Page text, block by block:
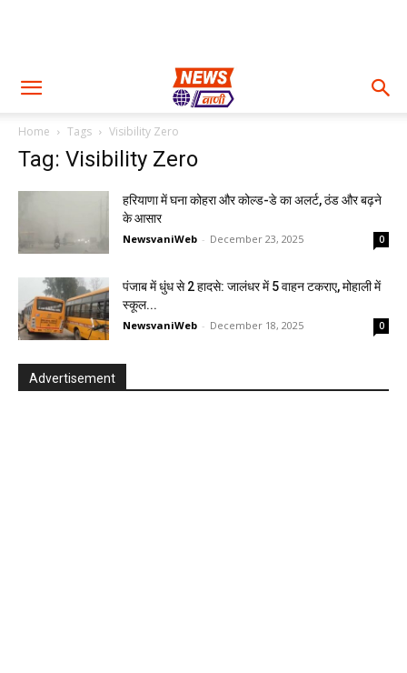
Home Tags Visibility Zero
Tag: Visibility Zero
हरियाणा में घना कोहरा और कोल्ड-डे का अलर्ट, ठंड और बढ़ने
के आसार
NewsvaniWeb - December 23, 2025 0
पंजाब में धुंध से 2 हादसे: जालंधर में 5 वाहन टकराए, मोहाली में
स्कूल...
NewsvaniWeb - December 18, 2025 0
Advertisement